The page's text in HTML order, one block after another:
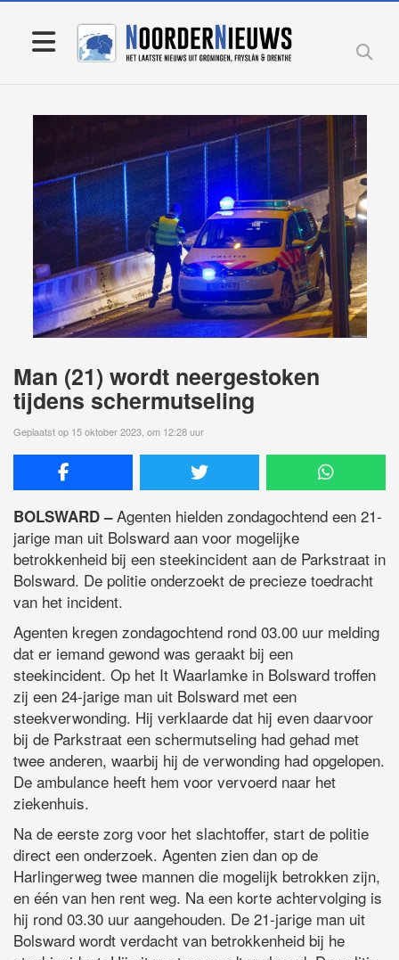
Man (21) wordt neergestoken
tijdens schermutseling
Geplaatst op 15 oktober 2023, om 12:28 uur
BOLSWARD –Agenten hielden zondagochtend een 21-
jarige man uit Bolsward aan voor mogelijke
betrokkenheid bij een steekincident aan de Parkstraat in
Bolsward. De politie onderzoekt de precieze toedracht
van het incident.
Agenten kregen zondagochtend rond 03.00 uur melding
dat er iemand gewond was geraakt bij een
steekincident. Op het It Waarlamke in Bolsward troffen
zij een 24-jarige man uit Bolsward met een
steekverwonding. Hij verklaarde dat hij even daarvoor
bij de Parkstraat een schermutseling had gehad met
twee anderen, waarbij hij de verwonding had opgelopen.
De ambulance heeft hem voor vervoerd naar het
ziekenhuis.
Na de eerste zorg voor het slachtoffer, start de politie
direct een onderzoek. Agenten zien dan op de
Harlingerweg twee mannen die mogelijk betrokken zijn,
en één van hen rent weg. Na een korte achtervolging is
hij rond 03.30 uur aangehouden. De 21-jarige man uit
Bolsward wordt verdacht van betrokkenheid bij he